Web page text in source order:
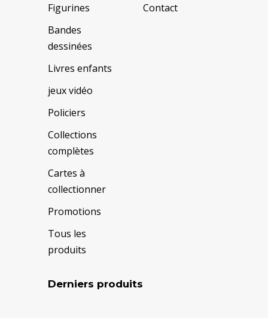
Figurines
Bandes
dessinées
Livres enfants
jeux vidéo
Policiers
Collections
complètes
Cartes à
collectionner
Promotions
Tous les
produits
Contact
Derniers produits